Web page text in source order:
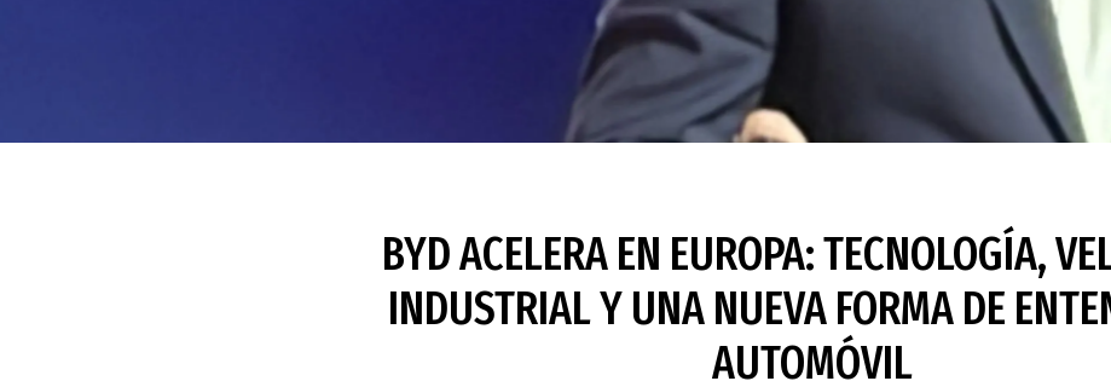
BYD ACELERA EN EUROPA: TECNOLOGÍA,
INDUSTRIAL Y UNA NUEVA FORMA DE
AUTOMÓVIL